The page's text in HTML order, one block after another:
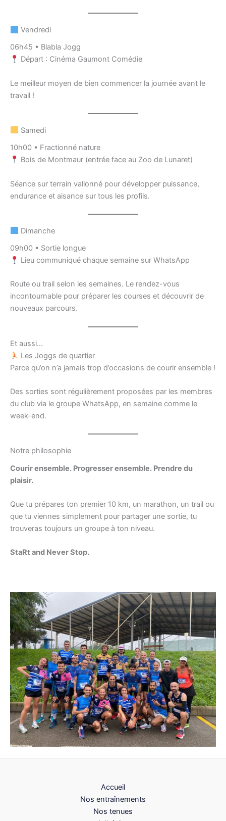
Vendredi
06h45 • Blabla Jogg
Départ : Cinéma Gaumont Comédie
Le meilleur moyen de bien commencer la journée avant le
travail !
Samedi
10h00 • Fractionné nature
Bois de Montmaur (entrée face au Zoo de Lunaret)
Séance sur terrain vallonné pour développer puissance,
endurance et aisance sur tous les profils.
Dimanche
09h00 • Sortie longue
Lieu communiqué chaque semaine sur WhatsApp
Route ou trail selon les semaines. Le rendez-vous
incontournable pour préparer les courses et découvrir de
nouveaux parcours.
Et aussi…
Les Joggs de quartier
Parce qu’on n’a jamais trop d’occasions de courir ensemble !
Des sorties sont régulièrement proposées par les membres
du club via le groupe WhatsApp, en semaine comme le
week-end.
Notre philosophie
Courir ensemble. Progresser ensemble. Prendre du
plaisir.
Que tu prépares ton premier 10 km, un marathon, un trail ou
que tu viennes simplement pour partager une sortie, tu
trouveras toujours un groupe à ton niveau.
StaRt and Never Stop.
Accueil
Nos entraînements
Nos tenues